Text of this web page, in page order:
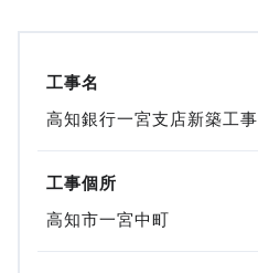
工事名
高知銀行一宮支店新築工事
工事個所
高知市一宮中町